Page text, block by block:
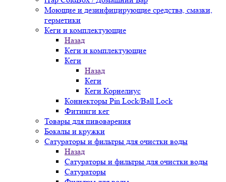
Моющие и дезинфицирующие средства, смазки,
герметики
Кеги и комплектующие
Назад
Кеги и комплектующие
Кеги
Назад
Кеги
Кеги Корнелиус
Коннекторы Pin Lock/Ball Lock
Фитинги кег
Товары для пивоварения
Бокалы и кружки
Сатураторы и фильтры для очистки воды
Назад
Сатураторы и фильтры для очистки воды
Сатураторы